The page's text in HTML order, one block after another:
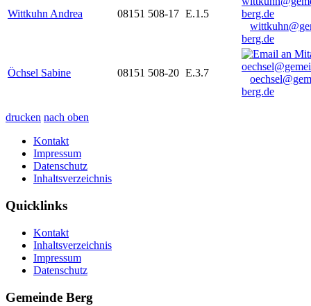
Wittkuhn Andrea 08151 508-17 E.1.5
berg.de
Öchsel Sabine 08151 508-20 E.3.7
berg.de
drucken nach oben
Kontakt
Impressum
Datenschutz
Inhaltsverzeichnis
Quicklinks
Kontakt
Inhaltsverzeichnis
Impressum
Datenschutz
Gemeinde Berg